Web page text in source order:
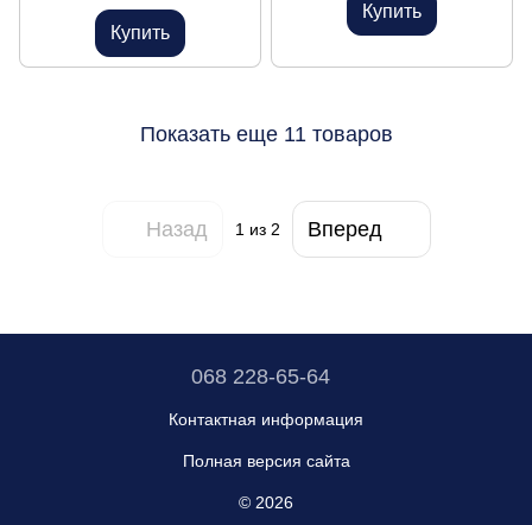
Купить
Купить
Показать еще 11 товаров
Назад 1 из 2 Вперед
068 228-65-64
Контактная информация
Полная версия сайта
© 2026